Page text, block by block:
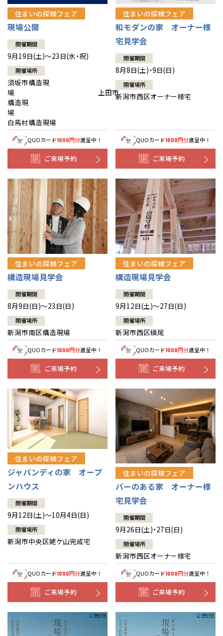
住まいの探検フェア
現場公開
開催期間
9月19日(土)～23日(水・祝)
開催場所
須坂市構造現
場 上田市
構造現
場
白馬村構造現場
QUOカード1000円分進呈中！
ご来場予約
住まいの探検フェア
和モダンの家 オーナー様
宅見学会
開催期間
8月8日(土)・9日(日)
開催場所
新潟市西区オーナー様宅
QUOカード1000円分進呈中！
ご来場予約
住まいの探検フェア
構造現場見学会
開催期間
8月9日(日)～23日(日)
開催場所
新潟市南区構造現場
QUOカード1000円分進呈中！
ご来場予約
住まいの探検フェア
構造現場見学会
開催期間
9月12日(土)～27日(日)
開催場所
新潟市西区槇尾
QUOカード1000円分進呈中！
ご来場予約
住まいの探検フェア
ジャパンディの家 オープ
ンハウス
開催期間
9月12日(土)～10月4日(日)
開催場所
新潟市中央区姥ケ山完成宅
QUOカード1000円分進呈中！
ご来場予約
住まいの探検フェア
バーのある家 オーナー様
宅見学会
開催期間
9月26日(土)・27日(日)
開催場所
新潟市西区オーナー様宅
QUOカード1000円分進呈中！
ご来場予約